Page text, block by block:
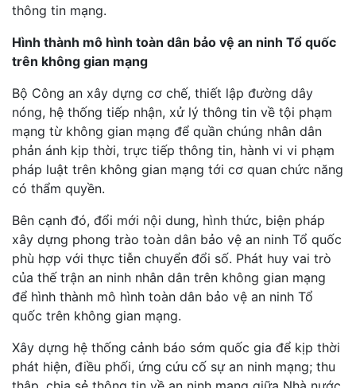
thông tin mạng.
Hình thành mô hình toàn dân bảo vệ an ninh Tổ quốc
trên không gian mạng
Bộ Công an xây dựng cơ chế, thiết lập đường dây
nóng, hệ thống tiếp nhận, xử lý thông tin về tội phạm
mạng từ không gian mạng để quần chúng nhân dân
phản ánh kịp thời, trực tiếp thông tin, hành vi vi phạm
pháp luật trên không gian mạng tới cơ quan chức năng
có thẩm quyền.
Bên cạnh đó, đổi mới nội dung, hình thức, biện pháp
xây dựng phong trào toàn dân bảo vệ an ninh Tổ quốc
phù hợp với thực tiễn chuyển đổi số. Phát huy vai trò
của thế trận an ninh nhân dân trên không gian mạng
để hình thành mô hình toàn dân bảo vệ an ninh Tổ
quốc trên không gian mạng.
Xây dựng hệ thống cảnh báo sớm quốc gia để kịp thời
phát hiện, điều phối, ứng cứu cố sự an ninh mạng; thu